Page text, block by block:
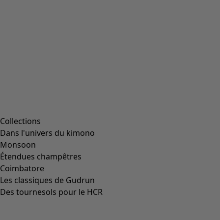
Collections
Dans l'univers du kimono
Monsoon
Étendues champêtres
Coimbatore
Les classiques de Gudrun
Des tournesols pour le HCR